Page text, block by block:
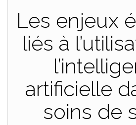
Les enjeux
liés à
artificielle
soins de